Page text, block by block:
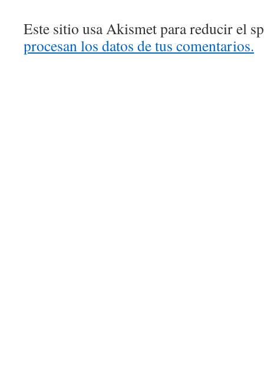
Este sitio usa Akismet para reducir el
procesan los datos de tus comentarios.